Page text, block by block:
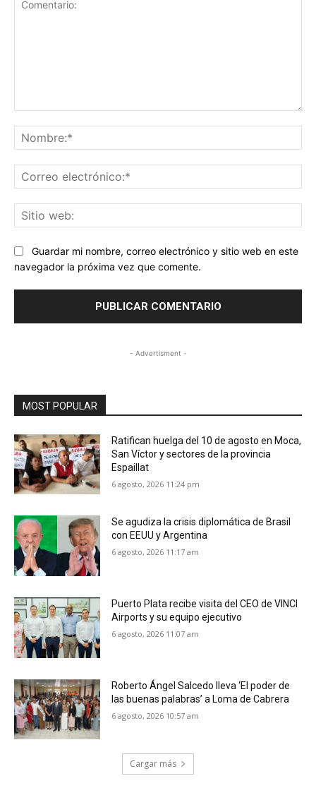
Guardar mi nombre, correo electrónico y sitio web en este
navegador la próxima vez que comente.
- Advertisment -
MOST POPULAR
Ratifican huelga del 10 de agosto en Moca,
San Víctor y sectores de la provincia
Espaillat
6 agosto, 2026 11:24 pm
Se agudiza la crisis diplomática de Brasil
con EEUU y Argentina
6 agosto, 2026 11:17 am
Puerto Plata recibe visita del CEO de VINCI
Airports y su equipo ejecutivo
6 agosto, 2026 11:07 am
Roberto Ángel Salcedo lleva ‘El poder de
las buenas palabras’ a Loma de Cabrera
6 agosto, 2026 10:57 am
Cargar más